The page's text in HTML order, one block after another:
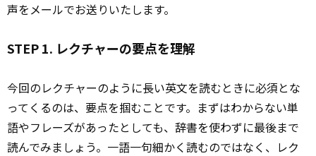
声をメールでお送りいたします。
STEP 1. レクチャーの要点を理解
今回のレクチャーのように長い英文を読むときに必須とな
ってくるのは、要点を掴むことです。まずはわからない単
語やフレーズがあったとしても、辞書を使わずに最後まで
読んでみましょう。一語一句細かく読むのではなく、レク